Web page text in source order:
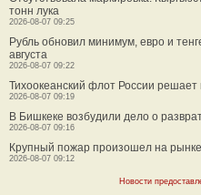
тонн лука
2026-08-07 09:25
Рубль обновил минимум, евро и
августа
2026-08-07 09:22
Тихоокеанский флот России
2026-08-07 09:19
В Бишкеке возбудили дело о
2026-08-07 09:16
Крупный пожар произошел на
2026-08-07 09:12
Новости